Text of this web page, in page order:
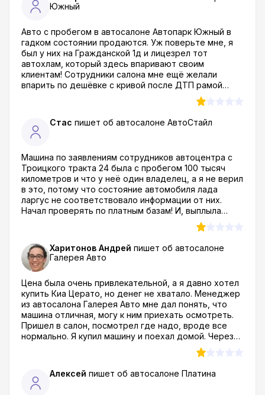
Южный
Авто с пробегом в автосалоне Автопарк Южный в
гадком состоянии продаются. Уж поверьте мне, я
был у них на Гражданской 1д и лицезрел тот
автохлам, который здесь впаривают своим
клиентам! Сотрудники салона мне ещё желали
впарить по дешёвке с кривой после ДТП рамой
Фольксваген Гольф! Решили наверное что я лох
педальный которому можно впарить что угодно! Я
сколько уже машин сменил, во многих автоцентрах
покупал и вот как на духу скажу - хуже автодилера
чем автопарк Южный в Ставрополе я не встречал
Стас пишет об автосалоне АвтоСтайл
Машина по заявлениям сотрудников автоцентра с
Троицкого тракта 24 была с пробегом 100 тысяч
километров и что у неё один владелец, а я не верил
в это, потому что состояние автомобиля лада
ларгус не соответствовало информации от них.
Начал проверять по платным базам! И, выплыла
инфа, что автомобиль после 5 владельцев и он
работал в такси, а как они мне лепили что работают
честно и прозрачно...Я после такого даже смотреть
не буду в сторону автосалона АвтоСтайл и вам того
же советую. Челябинск город большой и
нормальных автодилеров тут полно, к ним и
обращайтесь, а ездить вот в такие конторы
которые много обещают и врут по всем пунктам -
время лучше не тратить.
Харитонов Андрей пишет об автосалоне
Галерея Авто
Цена была очень привлекательной, а я давно хотел
купить Киа Церато, но денег не хватало. Менеджер
из автосалона Галерея Авто мне дал понять, что
машина отличная, могу к ним приехать осмотреть.
Пришел в салон, посмотрел где надо, вроде все
нормально. Я купил машину и поехал домой. Через
несколько дней у нее начала барахлить электрика,
по гарантии в этом автоцентре мне ее чинить
отказались, сказали что это не гарантийный случай...
Подстава конкретная, я посмотрел что люди в
отзывах об автоцентре галерея Авто пишут и понял
Алексей пишет об автосалоне Платина